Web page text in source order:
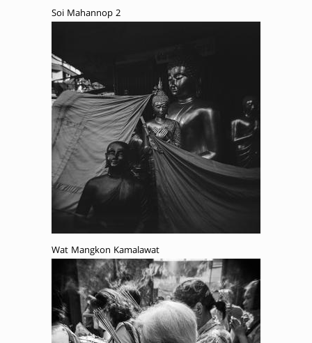
Soi Mahannop 2
Wat Mangkon Kamalawat